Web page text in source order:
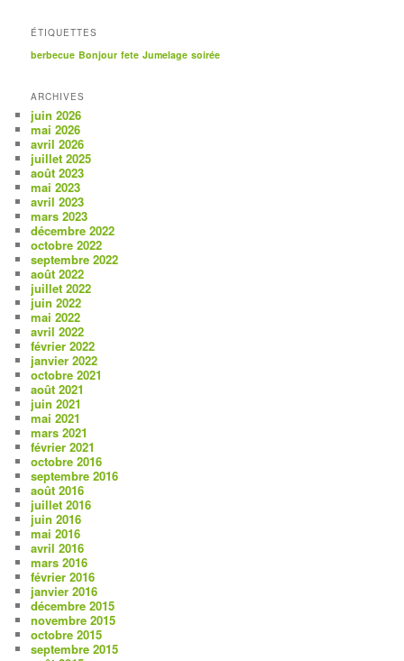
ÉTIQUETTES
berbecue Bonjour fete Jumelage soirée
ARCHIVES
juin 2026
mai 2026
avril 2026
juillet 2025
août 2023
mai 2023
avril 2023
mars 2023
décembre 2022
octobre 2022
septembre 2022
août 2022
juillet 2022
juin 2022
mai 2022
avril 2022
février 2022
janvier 2022
octobre 2021
août 2021
juin 2021
mai 2021
mars 2021
février 2021
octobre 2016
septembre 2016
août 2016
juillet 2016
juin 2016
mai 2016
avril 2016
mars 2016
février 2016
janvier 2016
décembre 2015
novembre 2015
octobre 2015
septembre 2015